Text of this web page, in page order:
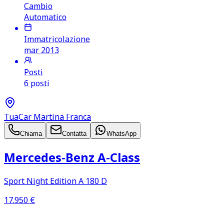
Cambio
Automatico
Immatricolazione
mar 2013
Posti
6 posti
TuaCar Martina Franca
Chiama Contatta WhatsApp
Mercedes‑Benz A‑Class
Sport Night Edition A 180 D
17.950 €